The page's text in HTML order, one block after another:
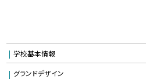
学校基本情報
グランドデザイン